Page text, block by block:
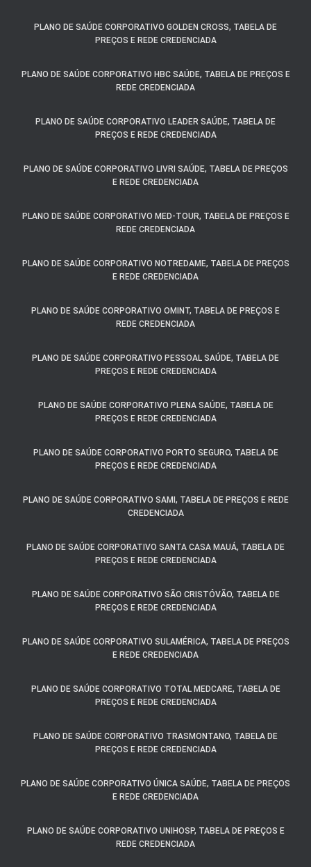
PLANO DE SAÚDE CORPORATIVO GOLDEN CROSS, TABELA DE
PREÇOS E REDE CREDENCIADA
PLANO DE SAÚDE CORPORATIVO HBC SAÚDE, TABELA DE PREÇOS E
REDE CREDENCIADA
PLANO DE SAÚDE CORPORATIVO LEADER SAÚDE, TABELA DE
PREÇOS E REDE CREDENCIADA
PLANO DE SAÚDE CORPORATIVO LIVRI SAÚDE, TABELA DE PREÇOS
E REDE CREDENCIADA
PLANO DE SAÚDE CORPORATIVO MED-TOUR, TABELA DE PREÇOS E
REDE CREDENCIADA
PLANO DE SAÚDE CORPORATIVO NOTREDAME, TABELA DE PREÇOS
E REDE CREDENCIADA
PLANO DE SAÚDE CORPORATIVO OMINT, TABELA DE PREÇOS E
REDE CREDENCIADA
PLANO DE SAÚDE CORPORATIVO PESSOAL SAÚDE, TABELA DE
PREÇOS E REDE CREDENCIADA
PLANO DE SAÚDE CORPORATIVO PLENA SAÚDE, TABELA DE
PREÇOS E REDE CREDENCIADA
PLANO DE SAÚDE CORPORATIVO PORTO SEGURO, TABELA DE
PREÇOS E REDE CREDENCIADA
PLANO DE SAÚDE CORPORATIVO SAMI, TABELA DE PREÇOS E REDE
CREDENCIADA
PLANO DE SAÚDE CORPORATIVO SANTA CASA MAUÁ, TABELA DE
PREÇOS E REDE CREDENCIADA
PLANO DE SAÚDE CORPORATIVO SÃO CRISTÓVÃO, TABELA DE
PREÇOS E REDE CREDENCIADA
PLANO DE SAÚDE CORPORATIVO SULAMÉRICA, TABELA DE PREÇOS
E REDE CREDENCIADA
PLANO DE SAÚDE CORPORATIVO TOTAL MEDCARE, TABELA DE
PREÇOS E REDE CREDENCIADA
PLANO DE SAÚDE CORPORATIVO TRASMONTANO, TABELA DE
PREÇOS E REDE CREDENCIADA
PLANO DE SAÚDE CORPORATIVO ÚNICA SAÚDE, TABELA DE PREÇOS
E REDE CREDENCIADA
PLANO DE SAÚDE CORPORATIVO UNIHOSP, TABELA DE PREÇOS E
REDE CREDENCIADA